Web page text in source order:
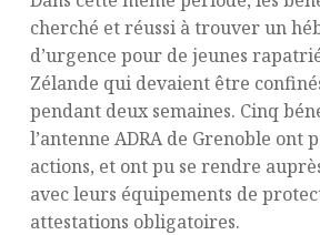
cherché et réussi à trouver un
d’urgence pour de jeunes
Zélande qui devaient être
pendant deux semaines. Cinq
l’antenne ADRA de Grenoble ont
actions, et ont pu se rendre
avec leurs équipements de
attestations obligatoires.